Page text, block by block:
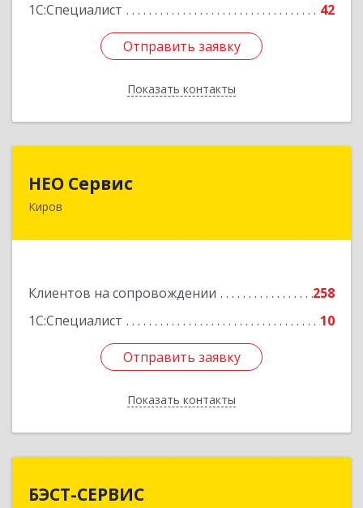
1С:Специалист
42
Отправить заявку
Показать контакты
Отправить заявку
Назад
НЕО Сервис
Киров
Клиентов на сопровождении
258
1С:Специалист
10
Отправить заявку
Показать контакты
610045, Кировская обл, Киров г, Ульяновская
Отправить заявку
Назад
БЭСТ-СЕРВИС